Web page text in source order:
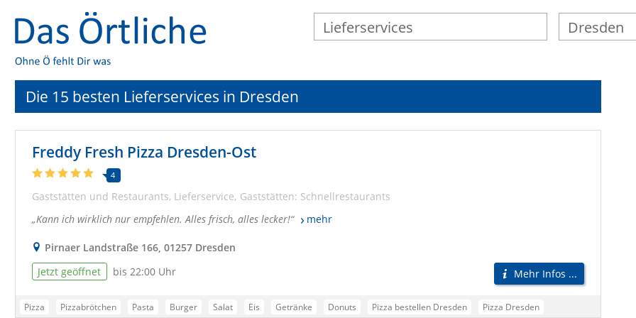
Die 15 besten Lieferservices in Dresden
Freddy Fresh Pizza Dresden-Ost
4
Gaststätten und Restaurants Lieferservice Gaststätten: Schnellrestaurants
Kann ich wirklich nur empfehlen. Alles frisch, alles lecker!
mehr
Pirnaer Landstraße 166, 01257 Dresden
Jetzt geöffnet
bis 22:00 Uhr Mehr Infos ...
Pizza Pizzabrötchen Pasta Burger Salat Eis Getränke Donuts Pizza bestellen Dresden
Pizza Dresden